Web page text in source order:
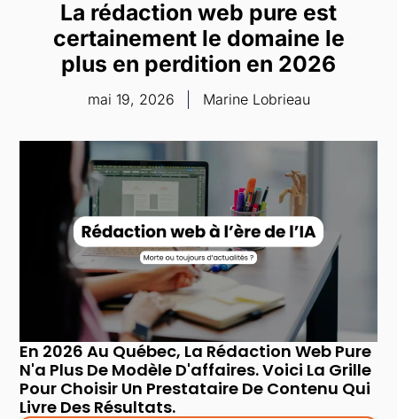
La rédaction web pure est
certainement le domaine le
plus en perdition en 2026
mai 19, 2026 Marine Lobrieau
En 2026 Au Québec, La Rédaction Web Pure
N'a Plus De Modèle D'affaires. Voici La Grille
Pour Choisir Un Prestataire De Contenu Qui
Livre Des Résultats.